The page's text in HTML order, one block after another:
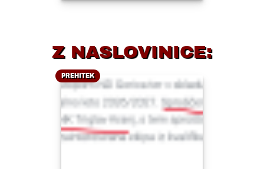
Z NASLOVINICE:
PREHITEK